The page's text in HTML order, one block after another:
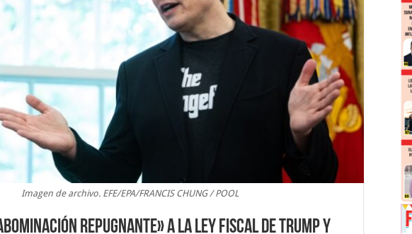
Imagen de archivo. EFE/EPA/FRANCIS CHUNG / POOL
repugnante» a la ley fiscal de Trump y